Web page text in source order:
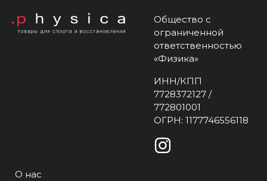
Общество с
ограниченной
ответственностью
«Физика»
ИНН/КПП
7728372127 /
772801001
ОГРН: 1177746556118
О нас